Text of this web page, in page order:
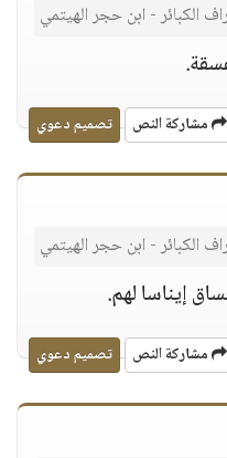
الكبائر - ابن حجر الهيتمي
مشاركة النص تصميم دعوي
الكبائر - ابن حجر الهيتمي
إيناسا لهم.
مشاركة النص تصميم دعوي